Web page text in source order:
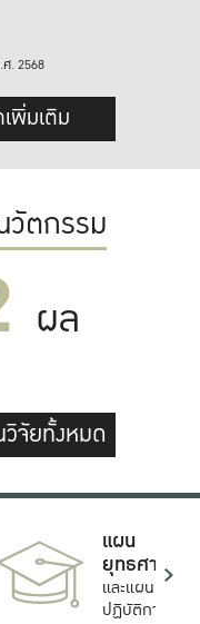
. 2568
พิ่มเติม
วัตกรรม
ผล
วิจัยทั้งหมด
แผน
ยุทธศาสตร์
และแผน
ปฏิบัติการ